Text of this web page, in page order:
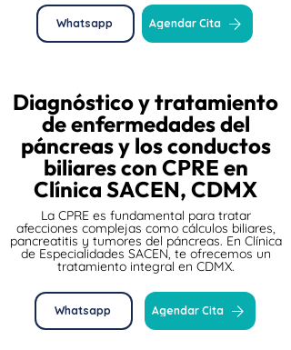
Whatsapp Agendar Cita
Diagnóstico y tratamiento
de enfermedades del
páncreas y los conductos
biliares con CPRE en
Clínica SACEN, CDMX
La CPRE es fundamental para tratar
afecciones complejas como cálculos biliares,
pancreatitis y tumores del páncreas. En Clínica
de Especialidades SACEN, te ofrecemos un
tratamiento integral en CDMX.
Whatsapp Agendar Cita